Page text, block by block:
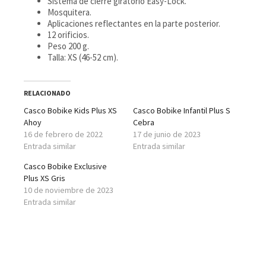
Mosquitera.
Aplicaciones reflectantes en la parte posterior.
12 orificios.
Peso 200 g.
Talla: XS (46-52 cm).
RELACIONADO
Casco Bobike Kids Plus XS
Ahoy
16 de febrero de 2022
Entrada similar
Casco Bobike Infantil Plus S
Cebra
17 de junio de 2023
Entrada similar
Casco Bobike Exclusive
Plus XS Gris
10 de noviembre de 2023
Entrada similar